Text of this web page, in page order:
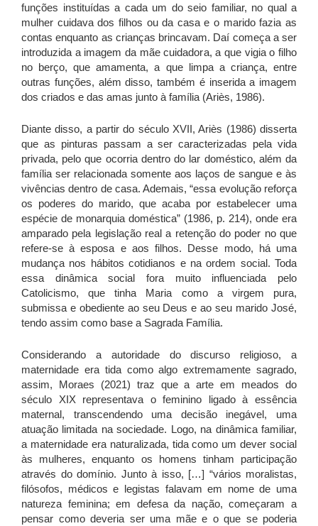
funções instituídas a cada um do seio familiar, no qual a
mulher cuidava dos filhos ou da casa e o marido fazia as
contas enquanto as crianças brincavam. Daí começa a ser
introduzida a imagem da mãe cuidadora, a que vigia o filho
no berço, que amamenta, a que limpa a criança, entre
outras funções, além disso, também é inserida a imagem
dos criados e das amas junto à família (Ariès, 1986).
Diante disso, a partir do século XVII,Ariès (1986) disserta
que as pinturas passam a ser caracterizadas pela vida
privada, pelo que ocorria dentro do lar doméstico, além da
família ser relacionada somente aos laços de sangue e às
vivências dentro de casa. Ademais, “essa evolução reforça
os poderes do marido, que acaba por estabelecer uma
espécie de monarquia doméstica” (1986, p. 214), onde era
amparado pela legislação real a retenção do poder no que
refere-se à esposa e aos filhos. Desse modo, há uma
mudança nos hábitos cotidianos e na ordem social. Toda
essa dinâmica social fora muito influenciada pelo
Catolicismo, que tinha Maria como a virgem pura,
submissa e obediente ao seu Deus e ao seu marido José,
tendo assim como base a Sagrada Família.
Considerando a autoridade do discurso religioso, a
maternidade era tida como algo extremamente sagrado,
assim, Moraes (2021) traz que a arte em meados do
século XIX representava o feminino ligado à essência
maternal, transcendendo uma decisão inegável, uma
atuação limitada na sociedade. Logo, na dinâmica familiar,
a maternidade era naturalizada, tida como um dever social
às mulheres, enquanto os homens tinham participação
através do domínio. Junto à isso, […] “vários moralistas,
filósofos, médicos e legistas falavam em nome de uma
natureza feminina; em defesa da nação, começaram a
pensar como deveria ser uma mãe e o que se poderia